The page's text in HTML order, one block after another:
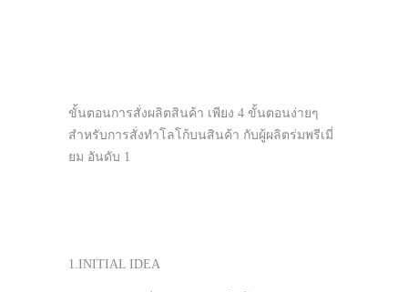
ขั้นตอนการสั่งผลิตสินค้า เพียง 4 ขั้นตอนง่ายๆ
สำหรับการสั่งทำโลโก้บนสินค้า กับผู้ผลิตร่มพรีเมี่
ยม อันดับ 1
1.INITIAL IDEA